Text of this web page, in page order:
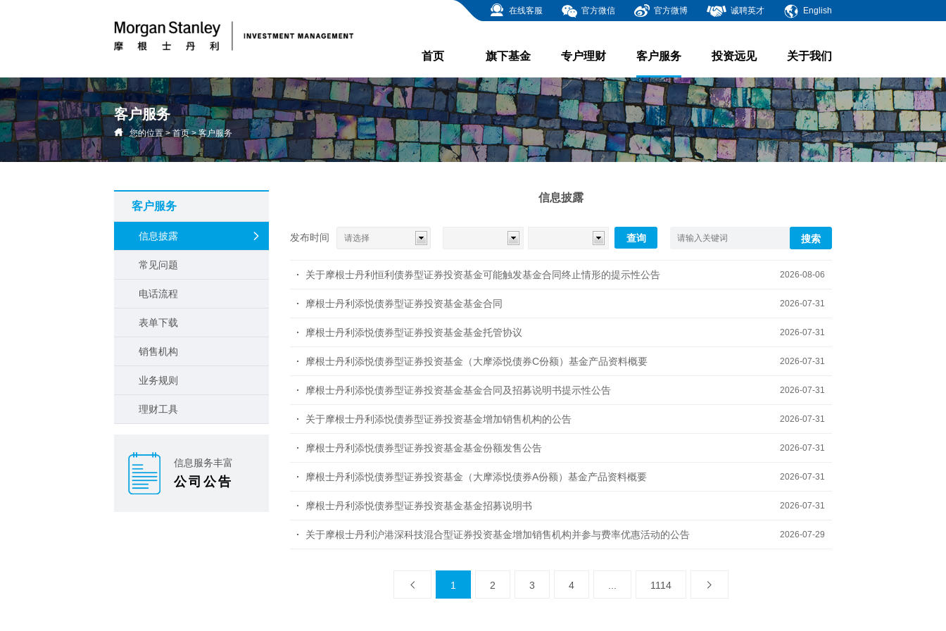
在线客服 官方微信 官方微博 诚聘英才 English
首页 旗下基金 专户理财 客户服务 投资远见 关于我们
客户服务
您的位置>首页>客户服务
客户服务
信息披露
常见问题
电话流程
表单下载
销售机构
业务规则
理财工具
信息服务丰富
公司公告
信息披露
发布时间 请选择 查询 搜索
关于摩根士丹利恒利债券型证券投资基金可能触发基金合同终止情形的提示性公告 2026-08-06
摩根士丹利添悦债券型证券投资基金基金合同 2026-07-31
摩根士丹利添悦债券型证券投资基金基金托管协议 2026-07-31
摩根士丹利添悦债券型证券投资基金（大摩添悦债券C份额）基金产品资料概要 2026-07-31
摩根士丹利添悦债券型证券投资基金基金合同及招募说明书提示性公告 2026-07-31
关于摩根士丹利添悦债券型证券投资基金增加销售机构的公告 2026-07-31
摩根士丹利添悦债券型证券投资基金基金份额发售公告 2026-07-31
摩根士丹利添悦债券型证券投资基金（大摩添悦债券A份额）基金产品资料概要 2026-07-31
摩根士丹利添悦债券型证券投资基金基金招募说明书 2026-07-31
关于摩根士丹利沪港深科技混合型证券投资基金增加销售机构并参与费率优惠活动的公告 2026-07-29
1 2 3 4 1114